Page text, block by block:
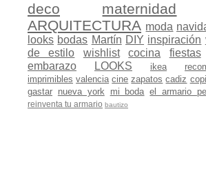
deco maternidad
ARQUITECTURA moda
looks bodas Martín DIY inspiración
de estilo
wishlist cocina fiestas
embarazo
LOOKS ikea
imprimibles valencia cine zapatos cadiz
gastar nueva york mi boda el armario
reinventa tu armario bautizo